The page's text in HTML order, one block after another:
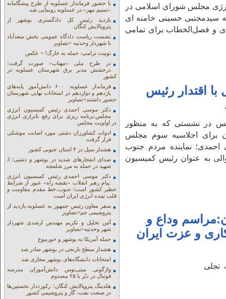
مجلس شورای اسلامی در
سیدمجتبی حسینی خامنه ای
و فصل‌الخطاب برای تمامی
اقتدار رئیس
در نشستی که به منظور
برای اجلاسیه سوم مجلس
نماینده مردم جنوب
به عنوان رئیس کمیسیون
وداع و
و عزت ایران
تجلی
با حضور فرماندار عسلویه از طرح پیشگامانه
«نسیم مهر» در عسلویه رونمایی شد
بازدید رئیس کل دادگستری بوشهر از
پتروپالایش کنگان
نشست ریاست دادگاه عمومی بخش سعدآباد
با شهردار وحدتیه +تصاویر
توییت ترامپ: حمله به خارگ! + عکس
در طرح ملی «مهتاب» صورت گرفت؛
درخشش مدیر برق شهرستان عسلویه در
کشور
فرماندار عسلویه: ۶۰۰ دانش‌آموز پایه‌های
یازدهم و دوازدهم در امتحانات نهایی شهرستان
حضور داشتند+تصاویر
دکتر موسی احمدی رئیس کمیسیون انرژی
مجلس:برنامه ریزی برای رفع ناترازی انرژی
در اولویت مجلس
ادوات کشاورزان دشتی مورد اصابت موشکی
قرار گرفت
هشدار سیل در ۴ استان جنوبی کشور
صدای انفجارهای شدید در بوشهر و دشتی/ 3
شهید در حمله به مرز شلمچه
دکتر موسی احمدی رئیس کمیسیون انرژی
:پیام رهبر انقلاب «نقشه راه» عبور از شرایط
خطیر کشور است/ جنوب،خط مقدم مقاومت و
قلب تپنده انرژی ایران است
سفر معاون رئیس جمهور به عسلویه،بازدید از
پتروشیمی جم+تصاویر
آئین تجلیل و تکریم مهندس ارشدی شهردار
شهر وحدتیه+تصاویر
حمله آمریکا به بوشهر و خورموج
هشدار سطح نارنجی در بوشهر صادر شد
امتحانات دانشگاه‌های بوشهر مجازی شد
واژگونی مینی‌بوس دانش‌آموزان مدرسه
فوتبال در دیّر با ۲۵ مصدوم
هلدینگ پتروپالایش کنگان؛ رکورددار نخستین‌ها
در صنعت نفت، گاز و پتروشیمی کشور